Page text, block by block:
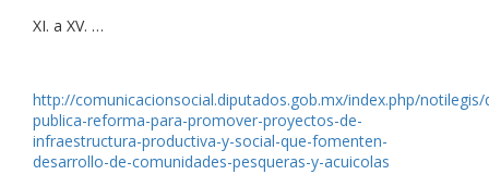
XI. a XV. …
http://comunicacionsocial.diputados.gob.mx/index.php/
publica-reforma-para-promover-proyectos-de-
infraestructura-productiva-y-social-que-fomenten-
desarrollo-de-comunidades-pesqueras-y-acuicolas